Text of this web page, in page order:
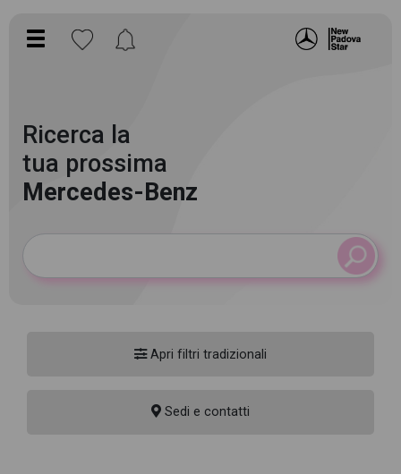
Ricerca la
tua prossima
Mercedes-Benz
Apri filtri tradizionali
Sedi e contatti